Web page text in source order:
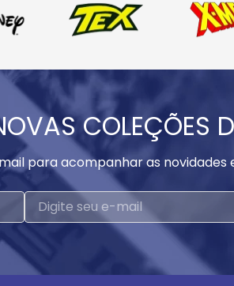
COLEÇÕES
para acompanhar as novidades